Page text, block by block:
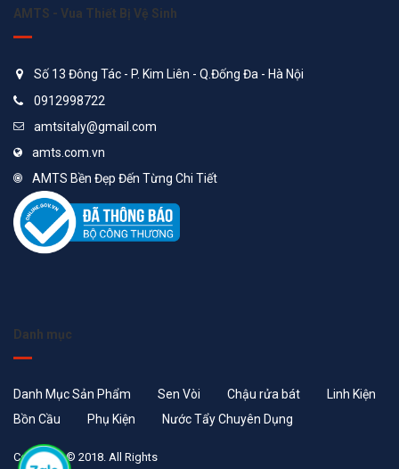
AMTS - Vua Thiết Bị Vệ Sinh
Số 13 Đông Tác - P. Kim Liên - Q.Đống Đa - Hà Nội
0912998722
amtsitaly@gmail.com
amts.com.vn
AMTS Bền Đẹp Đến Từng Chi Tiết
Danh mục
Danh Mục Sản Phẩm Sen Vòi Chậu rửa bát
Linh Kiện
Bồn Cầu
Phụ Kiện Nước Tẩy Chuyên Dụng
Copyright © 2018. All Rights